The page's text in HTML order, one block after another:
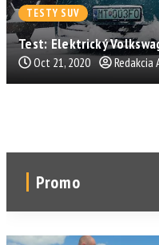
TESTY SUV
Test: Elektrický
Oct 21, 2020 Redakcia
Promo